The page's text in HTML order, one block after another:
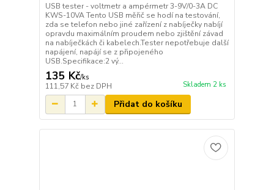
USB tester - voltmetr a ampérmetr 3-9V/0-3A DC
KWS-10VA Tento USB měřič se hodí na testování,
zda se telefon nebo jiné zařízení z nabíječky nabíjí
opravdu maximálním proudem nebo zjištění závad
na nabíječkách či kabelech.Tester nepotřebuje další
napájení, napájí se z připojeného
USB.Specifikace:2 vý...
135 Kč/ks
111,57 Kč bez DPH Skladem 2 ks
Přidat do košíku